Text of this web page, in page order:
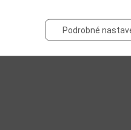
Podrobné